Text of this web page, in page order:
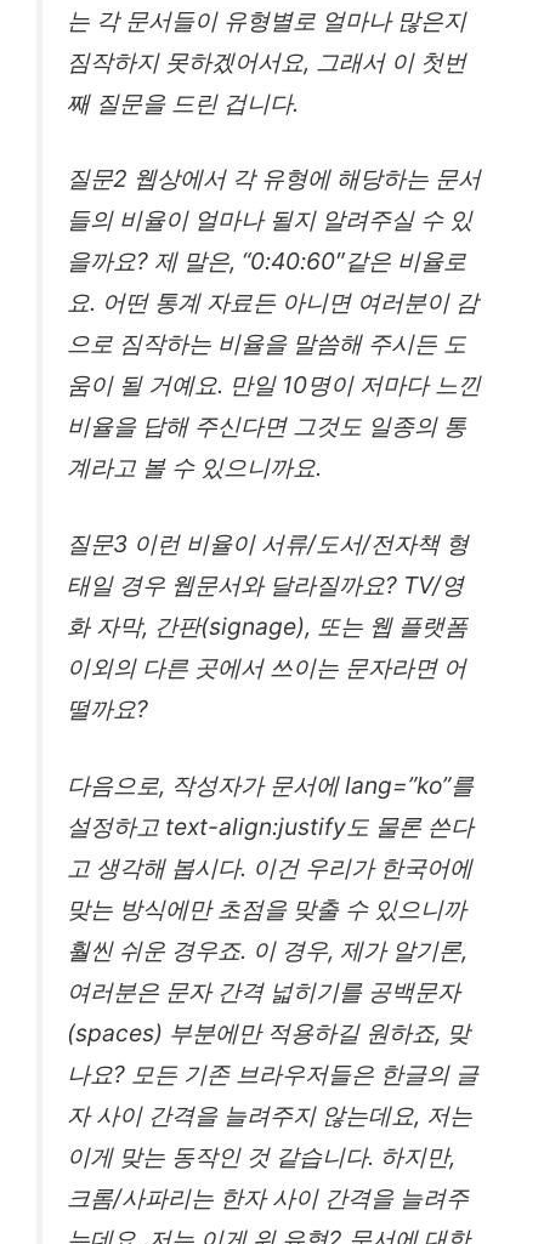
는 각 문서들이 유형별로 얼마나 많은지
짐작하지 못하겠어서요, 그래서 이 첫번
째 질문을 드린 겁니다.
질문2 웹상에서 각 유형에 해당하는 문서
들의 비율이 얼마나 될지 알려주실 수 있
을까요? 제 말은, “0:40:60″같은 비율로
요. 어떤 통계 자료든 아니면 여러분이 감
으로 짐작하는 비율을 말씀해 주시든 도
움이 될 거예요. 만일 10명이 저마다 느낀
비율을 답해 주신다면 그것도 일종의 통
계라고 볼 수 있으니까요.
질문3 이런 비율이 서류/도서/전자책 형
태일 경우 웹문서와 달라질까요? TV/영
화 자막, 간판(signage), 또는 웹 플랫폼
이외의 다른 곳에서 쓰이는 문자라면 어
떨까요?
다음으로, 작성자가 문서에 lang=”ko”를
설정하고 text-align:justify도 물론 쓴다
고 생각해 봅시다. 이건 우리가 한국어에
맞는 방식에만 초점을 맞출 수 있으니까
훨씬 쉬운 경우죠. 이 경우, 제가 알기론,
여러분은 문자 간격 넓히기를 공백문자
(spaces) 부분에만 적용하길 원하죠, 맞
나요? 모든 기존 브라우저들은 한글의 글
자 사이 간격을 늘려주지 않는데요, 저는
이게 맞는 동작인 것 같습니다. 하지만,
크롬/사파리는 한자 사이 간격을 늘려주